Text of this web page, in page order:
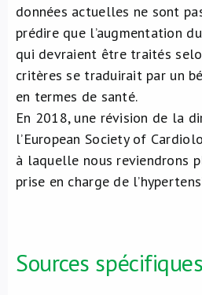
données actuelles ne sont
prédire que l’augmentation
qui devraient être traités
critères se traduirait par un
en termes de santé.
En 2018, une révision de la
l’European Society of
à laquelle nous reviendrons
prise en charge de
Sources spécifiques